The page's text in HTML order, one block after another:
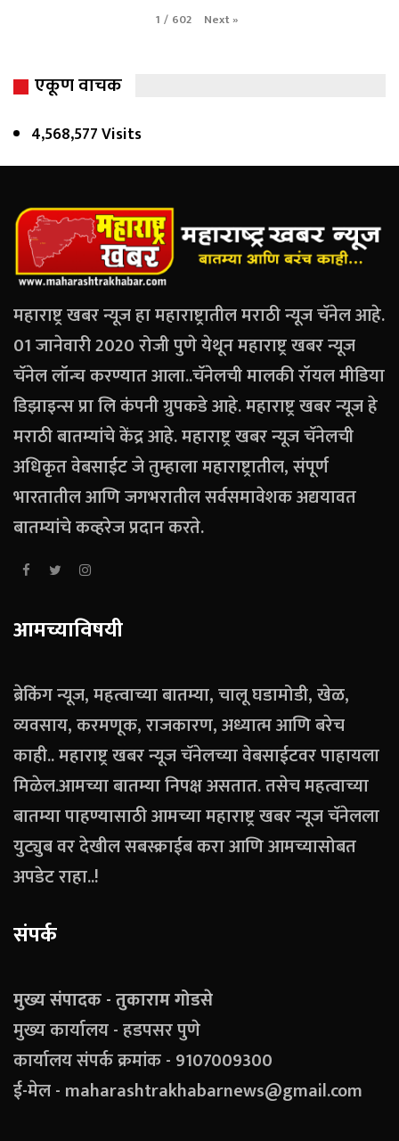
1 / 602 Next»
एकूण वाचक
4,568,577 Visits
महाराष्ट्र खबर न्यूज हा महाराष्ट्रातील मराठी न्यूज चॅनेल आहे.
01 जानेवारी 2020 रोजी पुणे येथून महाराष्ट्र खबर न्यूज
चॅनेल लॉन्च करण्यात आला..चॅनेलची मालकी रॉयल मीडिया
डिझाइन्स प्रा लि कंपनी ग्रुपकडे आहे. महाराष्ट्र खबर न्यूज हे
मराठी बातम्यांचे केंद्र आहे. महाराष्ट्र खबर न्यूज चॅनेलची
अधिकृत वेबसाईट जे तुम्हाला महाराष्ट्रातील, संपूर्ण
भारतातील आणि जगभरातील सर्वसमावेशक अद्ययावत
बातम्यांचे कव्हरेज प्रदान करते.
आमच्याविषयी
ब्रेकिंग न्यूज, महत्वाच्या बातम्या, चालू घडामोडी, खेळ,
व्यवसाय, करमणूक, राजकारण, अध्यात्म आणि बरेच
काही.. महाराष्ट्र खबर न्यूज चॅनेलच्या वेबसाईटवर पाहायला
मिळेल.आमच्या बातम्या निपक्ष असतात. तसेच महत्वाच्या
बातम्या पाहण्यासाठी आमच्या महाराष्ट्र खबर न्यूज चॅनेलला
युट्युब वर देखील सबस्क्राईब करा आणि आमच्यासोबत
अपडेट राहा..!
संपर्क
मुख्य संपादक - तुकाराम गोडसे
मुख्य कार्यालय - हडपसर पुणे
कार्यालय संपर्क क्रमांक - 9107009300
ई-मेल - maharashtrakhabarnews@gmail.com